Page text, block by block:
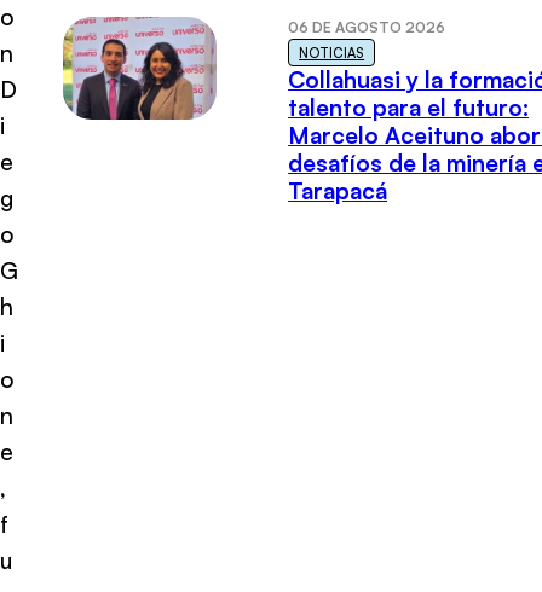
o
n
D
i
e
g
o
G
h
i
o
n
e
,
f
u
06 DE AGOSTO 2026
NOTICIAS
Collahuasi y la
talento para el futuro:
Marcelo Aceituno
desafíos de la minería
Tarapacá